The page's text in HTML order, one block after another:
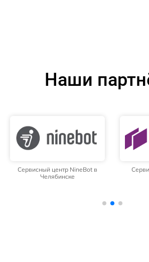
Наши
Сервисный центр NineBot в
Челябинске